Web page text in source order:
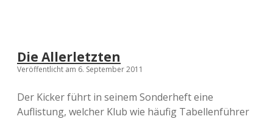
Die Allerletzten
Veröffentlicht am 6. September 2011
Der Kicker führt in seinem Sonderheft eine
Auflistung, welcher Klub wie häufig Tabellenführer